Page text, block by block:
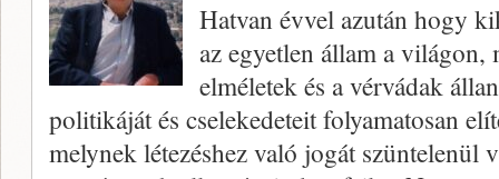
Hatvan évvel azután hogy
az egyetlen állam a
elméletek és a vérvádak
politikáját és cselekedeteit folyamatosan
melynek létezéshez való jogát szüntelenül